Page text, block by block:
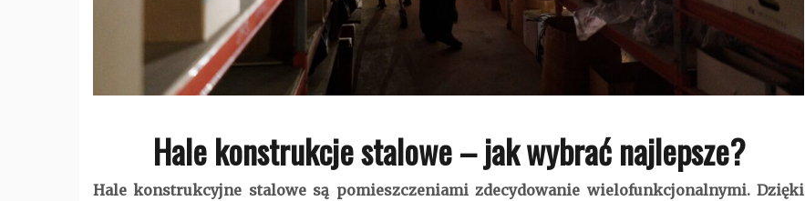
Hale konstrukcje stalowe – jak wybrać najlepsze?
Hale konstrukcyjne stalowe są pomieszczeniami zdecydowanie wielofunkcjonalnymi. Dzięki